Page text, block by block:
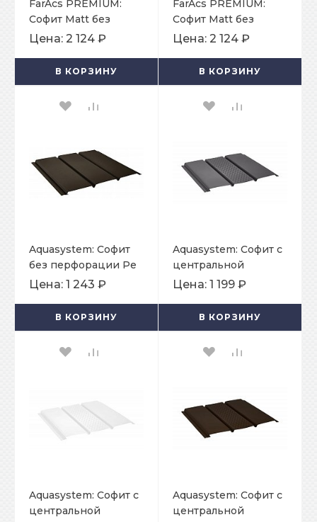
FarAcs PREMIUM:
Софит Matt без
перфорации
Цена: 2 124 ₽
В КОРЗИНУ
FarAcs PREMIUM:
Софит Matt без
перфорации
Цена: 2 124 ₽
В КОРЗИНУ
Aquasystem: Софит
без перфорации Pe
0,45 мм
Цена: 1 243 ₽
В КОРЗИНУ
Aquasystem: Софит с
центральной
перфорацией Pe
Цена: 1 199 ₽
В КОРЗИНУ
Aquasystem: Софит с
центральной
Aquasystem: Софит с
центральной